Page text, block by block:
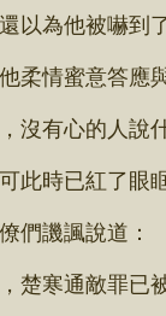
為他被嚇到了
情蜜意答應與
有心的人說什
時已紅了眼眶
譏諷說道：
寒通敵罪已被